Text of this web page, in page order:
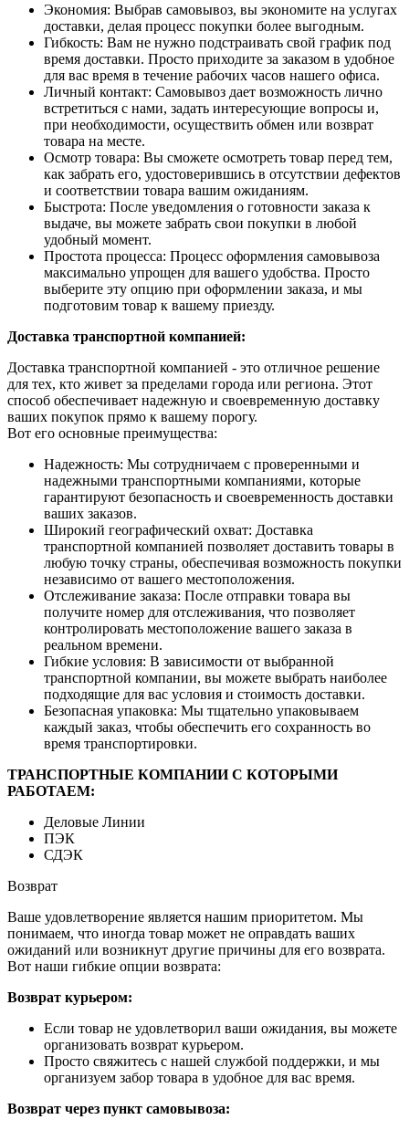
Экономия: Выбрав самовывоз, вы экономите на услугах
доставки, делая процесс покупки более выгодным.
Гибкость: Вам не нужно подстраивать свой график под
время доставки. Просто приходите за заказом в удобное
для вас время в течение рабочих часов нашего офиса.
Личный контакт: Самовывоз дает возможность лично
встретиться с нами, задать интересующие вопросы и,
при необходимости, осуществить обмен или возврат
товара на месте.
Осмотр товара: Вы сможете осмотреть товар перед тем,
как забрать его, удостоверившись в отсутствии дефектов
и соответствии товара вашим ожиданиям.
Быстрота: После уведомления о готовности заказа к
выдаче, вы можете забрать свои покупки в любой
удобный момент.
Простота процесса: Процесс оформления самовывоза
максимально упрощен для вашего удобства. Просто
выберите эту опцию при оформлении заказа, и мы
подготовим товар к вашему приезду.
Доставка транспортной компанией:
Доставка транспортной компанией - это отличное решение
для тех, кто живет за пределами города или региона. Этот
способ обеспечивает надежную и своевременную доставку
ваших покупок прямо к вашему порогу.
Вот его основные преимущества:
Надежность: Мы сотрудничаем с проверенными и
надежными транспортными компаниями, которые
гарантируют безопасность и своевременность доставки
ваших заказов.
Широкий географический охват: Доставка
транспортной компанией позволяет доставить товары в
любую точку страны, обеспечивая возможность покупки
независимо от вашего местоположения.
Отслеживание заказа: После отправки товара вы
получите номер для отслеживания, что позволяет
контролировать местоположение вашего заказа в
реальном времени.
Гибкие условия: В зависимости от выбранной
транспортной компании, вы можете выбрать наиболее
подходящие для вас условия и стоимость доставки.
Безопасная упаковка: Мы тщательно упаковываем
каждый заказ, чтобы обеспечить его сохранность во
время транспортировки.
ТРАНСПОРТНЫЕ КОМПАНИИ С КОТОРЫМИ
РАБОТАЕМ:
Деловые Линии
ПЭК
СДЭК
Возврат
Ваше удовлетворение является нашим приоритетом. Мы
понимаем, что иногда товар может не оправдать ваших
ожиданий или возникнут другие причины для его возврата.
Вот наши гибкие опции возврата:
Возврат курьером:
Если товар не удовлетворил ваши ожидания, вы можете
организовать возврат курьером.
Просто свяжитесь с нашей службой поддержки, и мы
организуем забор товара в удобное для вас время.
Возврат через пункт самовывоза: